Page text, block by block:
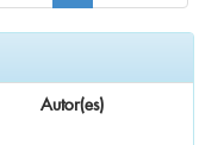
Autor(es)